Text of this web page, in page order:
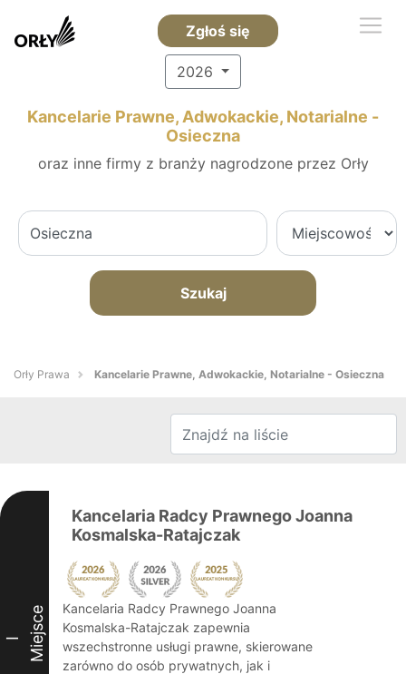
Zgłoś się
2026
Kancelarie Prawne, Adwokackie, Notarialne -
Osieczna
oraz inne firmy z branży nagrodzone przez Orły
Szukaj
Orły Prawa Kancelarie Prawne, Adwokackie, Notarialne - Osieczna
I Miejsce
Kancelaria Radcy Prawnego Joanna
Kosmalska-Ratajczak
Kancelaria Radcy Prawnego Joanna
Kosmalska-Ratajczak zapewnia
wszechstronne usługi prawne, skierowane
zarówno do osób prywatnych, jak i